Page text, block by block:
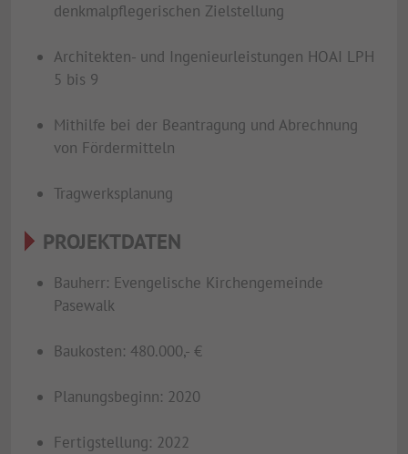
denkmalpflegerischen Zielstellung
Architekten- und Ingenieurleistungen HOAI LPH
5 bis 9
Mithilfe bei der Beantragung und Abrechnung
von Fördermitteln
Tragwerksplanung
PROJEKTDATEN
Bauherr: Evengelische Kirchengemeinde
Pasewalk
Baukosten: 480.000,- €
Planungsbeginn: 2020
Fertigstellung: 2022